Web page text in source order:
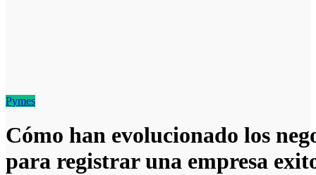
Pymes
Cómo han evolucionado los
para registrar una empresa